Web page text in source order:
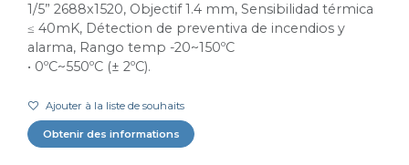
1/5” 2688x1520, Objectif 1.4 mm, Sensibilidad térmica
≤ 40mK, Détection de preventiva de incendios y
alarma, Rango temp -20~150ºC
• 0ºC~550ºC (± 2ºC).
Ajouter à la liste de souhaits
Obtenir des informations